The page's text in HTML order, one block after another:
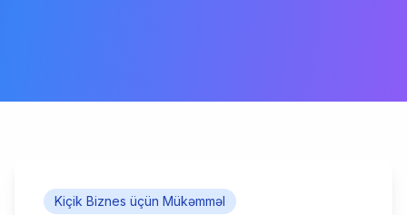
Kiçik Biznes üçün Mükəmməl